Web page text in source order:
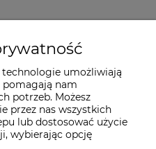
umożliwiają
pomagają nam
potrzeb. Możesz
przez nas wszystkich
lub dostosować użycie
wybierając opcję